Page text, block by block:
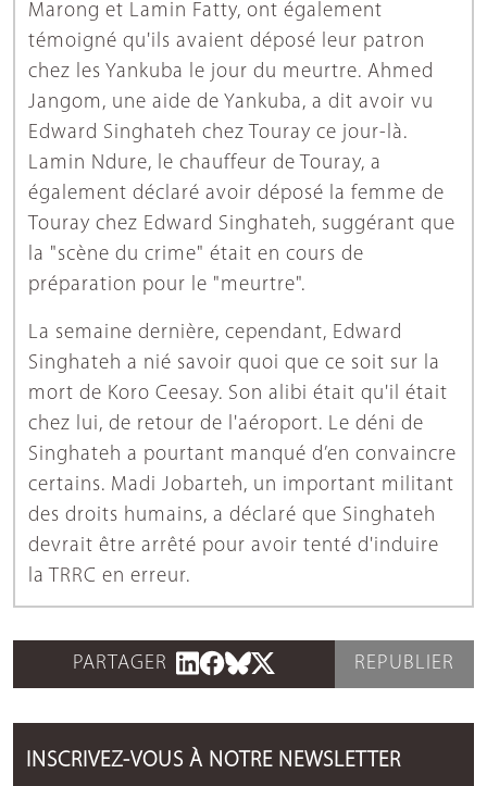
Marong et Lamin Fatty, ont également
témoigné qu'ils avaient déposé leur patron
chez les Yankuba le jour du meurtre. Ahmed
Jangom, une aide de Yankuba, a dit avoir vu
Edward Singhateh chez Touray ce jour-là.
Lamin Ndure, le chauffeur de Touray, a
également déclaré avoir déposé la femme de
Touray chez Edward Singhateh, suggérant que
la "scène du crime" était en cours de
préparation pour le "meurtre".
La semaine dernière, cependant, Edward
Singhateh a nié savoir quoi que ce soit sur la
mort de Koro Ceesay. Son alibi était qu'il était
chez lui, de retour de l'aéroport. Le déni de
Singhateh a pourtant manqué d’en convaincre
certains. Madi Jobarteh, un important militant
des droits humains, a déclaré que Singhateh
devrait être arrêté pour avoir tenté d'induire
la TRRC en erreur.
PARTAGER REPUBLIER
INSCRIVEZ-VOUS À NOTRE NEWSLETTER